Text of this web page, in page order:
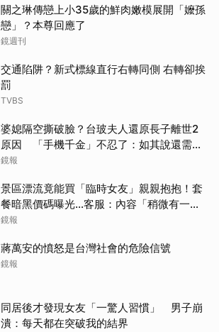
關之琳傳戀上小35歲的鮮肉嫩模展開「嬤孫
戀」？本尊回應了
鏡週刊
交通陷阱？新式標線直行右轉同側 右轉卻挨
罰
TVBS
婆媳隔空撕破臉？台玻夫人還原長子離世2
原因 「手機千金」不忍了：如其說還需要
離開嗎？
鏡報
景區漂流竟能買「臨時女友」親親抱抱！套
餐暗黑價碼曝光…客服：內容「稍微有一點
尺度」
鏡報
蔣萬安的憤怒是台灣社會的危險信號
鏡報
同居後才發現女友「一驚人習慣」 男子崩
潰：每天都在突破我的結界